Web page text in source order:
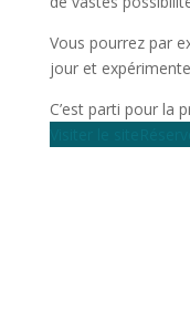
Vous pourrez par
jour et
C’est parti pour la